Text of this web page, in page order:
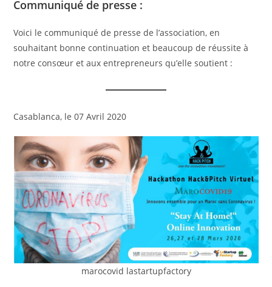
Communiqué de presse :
Voici le communiqué de presse de l’association, en
souhaitant bonne continuation et beaucoup de réussite à
notre consœur et aux entrepreneurs qu’elle soutient :
Casablanca, le 07 Avril 2020
marocovid lastartupfactory